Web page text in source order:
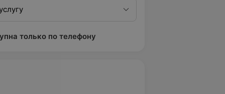
только по телефону